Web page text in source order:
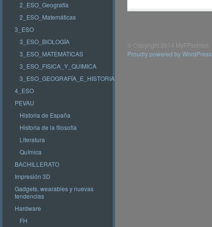
2_ESO_Geografía
2_ESO_Matemáticas
3_ESO
3_ESO_BIOLOGÍA
3_ESO_MATEMATICAS
3_ESO_FISICA_Y_QUIMICA
3_ESO_GEOGRAFÍA_E_HISTORIA
4_ESO
PEVAU
Historia de España
Historia de la filosofía
Literatura
Química
BACHILLERATO
Impresión 3D
Gadgets, wearables y nuevas
tendencias
Hardware
FH
© Copyright 2014 MyFPschool
Proudly powered by WordPress